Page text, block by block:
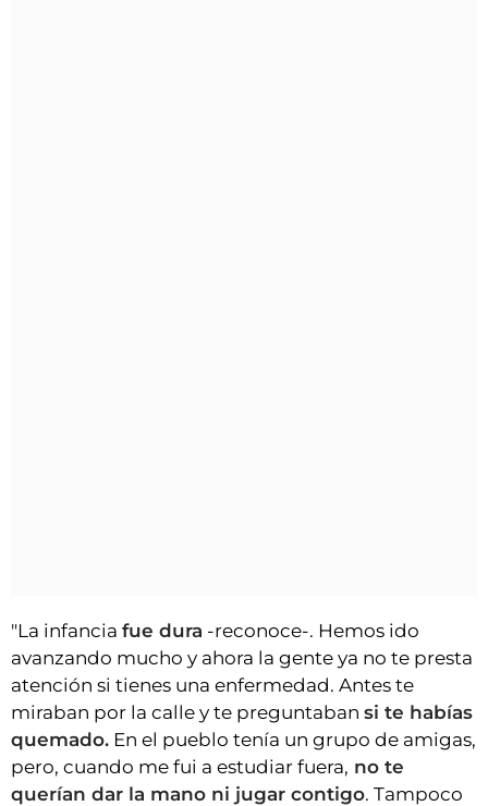
"La infancia fue dura -reconoce-. Hemos ido
avanzando mucho y ahora la gente ya no te presta
atención si tienes una enfermedad. Antes te
miraban por la calle y te preguntaban si te habías
quemado. En el pueblo tenía un grupo de amigas,
pero, cuando me fui a estudiar fuera, no te
querían dar la mano ni jugar contigo. Tampoco